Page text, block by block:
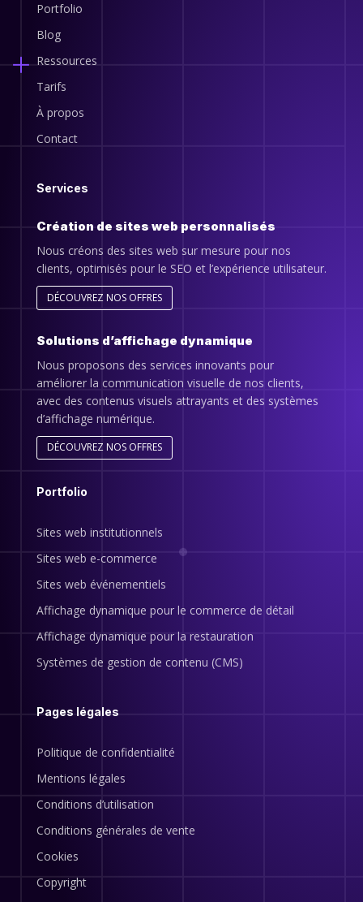
Portfolio
Blog
Ressources
Tarifs
À propos
Contact
Services
Création de sites web personnalisés
Nous créons des sites web sur mesure pour nos
clients, optimisés pour le SEO et l’expérience utilisateur.
DÉCOUVREZ NOS OFFRES
Solutions d’affichage dynamique
Nous proposons des services innovants pour
améliorer la communication visuelle de nos clients,
avec des contenus visuels attrayants et des systèmes
d’affichage numérique.
DÉCOUVREZ NOS OFFRES
Portfolio
Sites web institutionnels
Sites web e-commerce
Sites web événementiels
Affichage dynamique pour le commerce de détail
Affichage dynamique pour la restauration
Systèmes de gestion de contenu (CMS)
Pages légales
Politique de confidentialité
Mentions légales
Conditions d’utilisation
Conditions générales de vente
Cookies
Copyright